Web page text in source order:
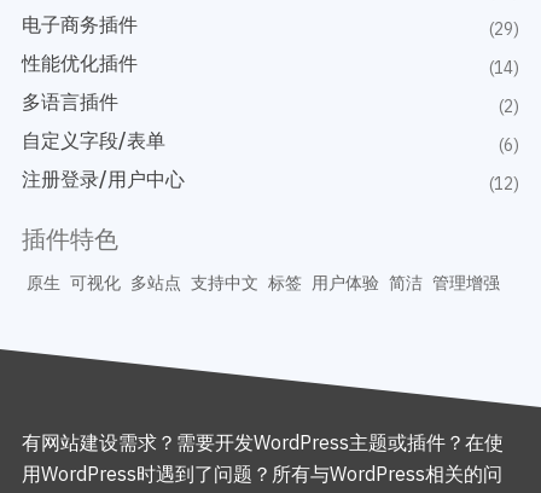
电子商务插件 (29)
性能优化插件 (14)
多语言插件 (2)
自定义字段/表单 (6)
注册登录/用户中心 (12)
插件特色
原生 可视化 多站点 支持中文 标签 用户体验 简洁 管理增强
有网站建设需求？需要开发WordPress主题或插件？在使
用WordPress时遇到了问题？所有与WordPress相关的问